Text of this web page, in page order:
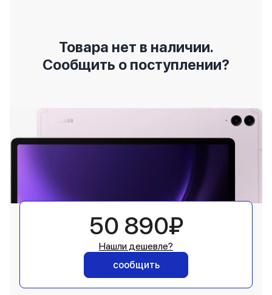
Товара нет в наличии.
Сообщить о поступлении?
50 890₽
Нашли дешевле?
сообщить